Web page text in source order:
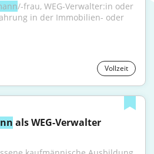
/-frau, WEG-Verwalter:in oder
in der Immobilien- oder
Vollzeit
als WEG-Verwalter